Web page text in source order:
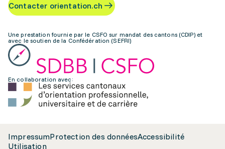
Contacter orientation.ch
Une prestation fournie par le CSFO sur mandat des cantons (CDIP) et
avec le soutien de la Confédération (SEFRI)
En collaboration avec:
ImpressumProtection des donnéesAccessibilité
Utilisation